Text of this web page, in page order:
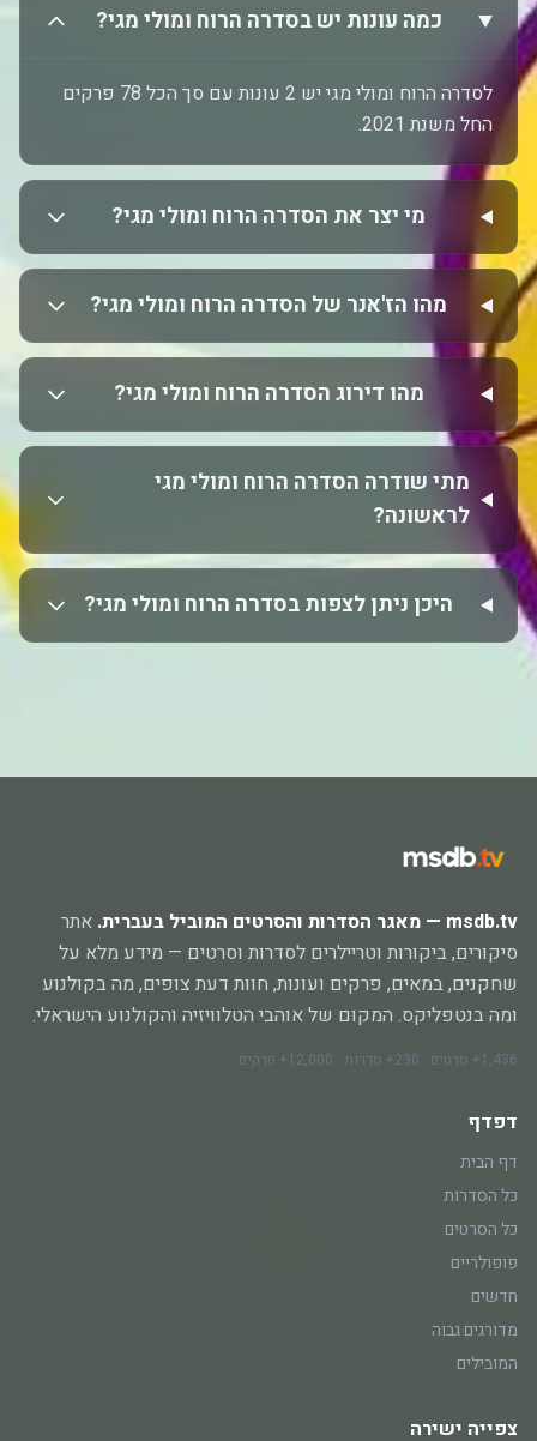
כמה עונות יש בסדרה הרוח ומולי מגי?
לסדרה הרוח ומולי מגי יש 2 עונות עם סך הכל 78 פרקים
החל משנת 2021.
מי יצר את הסדרה הרוח ומולי מגי?
מהו הז'אנר של הסדרה הרוח ומולי מגי?
מהו דירוג הסדרה הרוח ומולי מגי?
מתי שודרה הסדרה הרוח ומולי מגי
לראשונה?
היכן ניתן לצפות בסדרה הרוח ומולי מגי?
msdb.tv — מאגר הסדרות והסרטים המוביל בעברית.
אתר
סיקורים, ביקורות וטריילרים לסדרות וסרטים — מידע מלא על
שחקנים, במאים, פרקים ועונות, חוות דעת צופים, מה בקולנוע
ומה בנטפליקס. המקום של אוהבי הטלוויזיה והקולנוע הישראלי.
1,436+ סרטים · 230+ סדרות · 12,000+ פרקים
דפדף
דף הבית
כל הסדרות
כל הסרטים
פופולריים
חדשים
מדורגים גבוה
המובילים
צפייה ישירה